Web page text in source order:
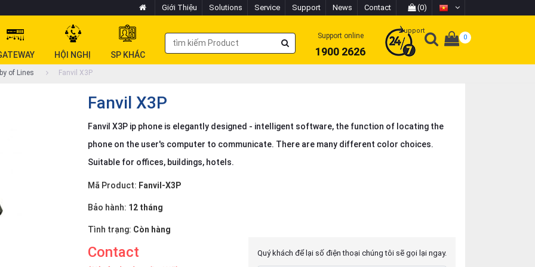
Giới Thiệu Solutions Service Support News Contact (0)
HỘI NGHỊ SP KHÁC
Support online
1900 2626
Support
0
of Lines Fanvil X3P
Fanvil X3P
Fanvil X3P ip phone is elegantly designed - intelligent software, the function of locating the
phone on the user's computer to communicate. There are many different color choices.
Suitable for offices, buildings, hotels.
Mã Product: Fanvil-X3P
Bảo hành: 12 tháng
Tình trạng: Còn hàng
Contact Quý khách để lại số điện thoại chúng tôi sẽ gọi lại ngay.